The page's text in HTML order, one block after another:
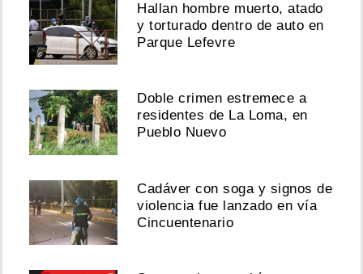
Hallan hombre muerto, atado
y torturado dentro de auto en
Parque Lefevre
Doble crimen estremece a
residentes de La Loma, en
Pueblo Nuevo
Cadáver con soga y signos de
violencia fue lanzado en vía
Cincuentenario